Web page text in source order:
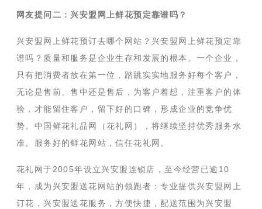
网友提问二：兴安盟网上鲜花预定靠谱吗？
兴安盟网上鲜花预订去哪个网站？兴安盟网上鲜花预定靠
谱吗？质量和服务是企业生存和发展的根本。一个企业，
只有把消费者放在第一位，踏跳实实地服务好每个客户，
无论是售前、售中还是售后，为客户着想，注重客户的体
验，才能留住客户，留下好的口碑，形成企业的竞争优
势。中国鲜花礼品网（花礼网），将继续坚持优秀服务水
准。服务好的鲜花网站，信任花礼网。
花礼网于2005年设立兴安盟连锁店，至今经营已逾10
年，成为兴安盟送花网站的领跑者：专业提供兴安盟网上
订花，兴安盟送花服务，方便快捷，配送范围为兴安盟